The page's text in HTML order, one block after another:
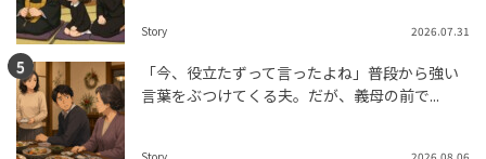
Story 2026.07.31
「今、役立たずって言ったよね」普段から強い
言葉をぶつけてくる夫。だが、義母の前で...